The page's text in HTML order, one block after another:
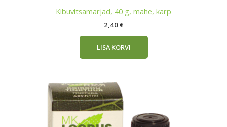
Kibuvitsamarjad, 40 g, mahe, karp
2,40€
LISA KORVI